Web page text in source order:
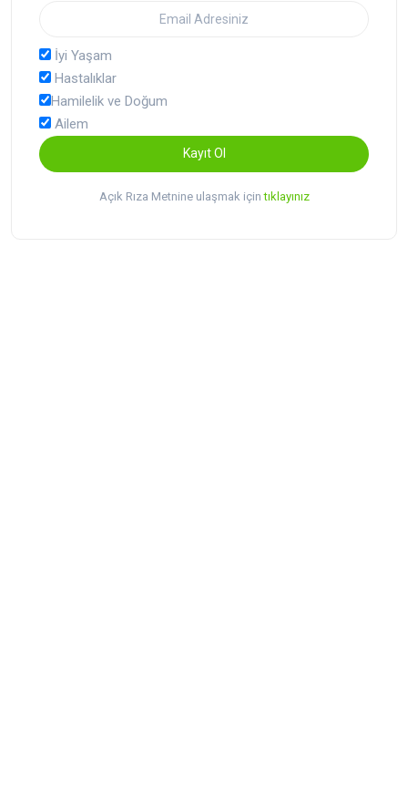
İyi Yaşam
Hastalıklar
Hamilelik ve Doğum
Ailem
Kayıt Ol
Açık Rıza Metnine ulaşmak içintıklayınız